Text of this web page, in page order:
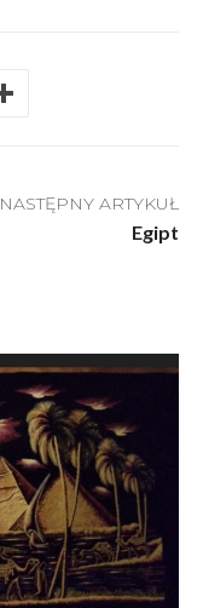
NASTĘPNY ARTYKUŁ
Egipt